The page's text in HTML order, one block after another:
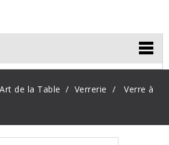
Art de la Table Verrerie
Verre à